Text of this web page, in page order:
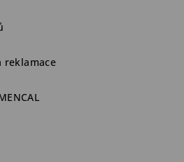
reklamace